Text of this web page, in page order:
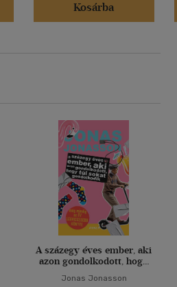
Kosárba
A százegy éves ember, aki
azon gondolkodott, hogy
Jonas Jonasson